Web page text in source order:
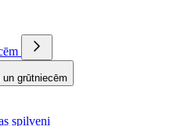
grūtniecēm
spilveni